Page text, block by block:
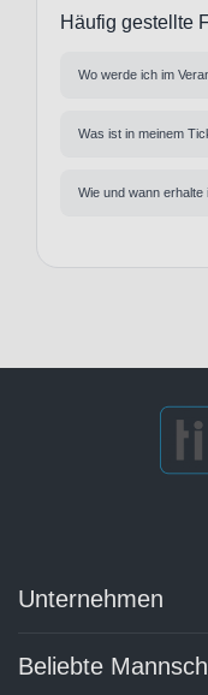
Häufig gestellte
Wo werde ich im
Was ist in meinem
Wie und wann
Unternehmen
Beliebte